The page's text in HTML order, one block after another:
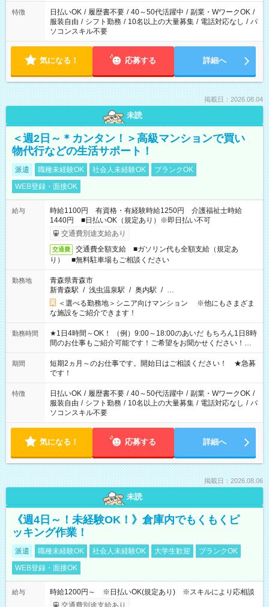
特徴 日払いOK / 履歴書不要 / 40～50代活躍中 / 副業・WワークOK /
服装自由 / シフト勤務 / 10名以上の大量募集 / 電話対応なし / パ
ソコンスキル不要
気になる！ 応募する 詳細へ
掲載日：2026.08.04
未読
＜週2日～＊カンタン！＞高級マンションで買い
物代行などの生活サポート！
派遣 職種未経験OK 社会人未経験OK
ブランクOK
WEB登録・面接OK
給与
時給1100円 有資格・有経験時給1250円 介護福祉士時給
1440円 ■日払いOK（規定あり）※即日払い不可
交通費別途支給あり
交通費
交通費全額支給 ■ガソリン代も全額支給（規定あ
り） ■無料駐車場もご相談ください
勤務地
青森県青森市
新青森駅 / 浅虫温泉駅 / 奥内駅 / …
＜選べる勤務地＞シニア向けマンション ※他にもさまざま
な施設をご紹介できます！
勤務時間
★1日4時間～OK！ （例）9:00～18:00のあいだ もちろん1日8時
間のお仕事もご紹介可能です！ご希望をお聞かせください！★
家庭の都合でお休みが必要な場合も遠慮なくご相談ください。
※週最低15時間以上の勤務が必要です
期間
短期2ヵ月～のお仕事です。開始日はご相談ください！ ★急募
です！
特徴 日払いOK / 履歴書不要 / 40～50代活躍中 / 副業・WワークOK /
服装自由 / シフト勤務 / 10名以上の大量募集 / 電話対応なし / パ
ソコンスキル不要
気になる！ 応募する 詳細へ
掲載日：2026.08.06
未読
《週4日～！未経験OK！》倉庫内でもくもくピ
ッキング作業！
派遣 職種未経験OK 社会人未経験OK 大学生歓迎
ブランクOK
WEB登録・面接OK
給与
時給1200円～ ※日払いOK(規定あり) ※スキルにより応相談
交通費別途支給あり